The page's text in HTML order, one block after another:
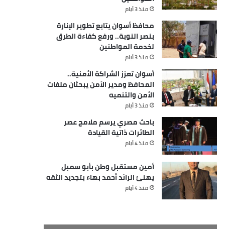
منذ 3 أيام
محافظ أسوان يتابع تطوير الإنارة
بنصر النوبة.. ورفع كفاءة الطرق
لخدمة المواطنين
منذ 3 أيام
أسوان تعزز الشراكة الأمنية..
المحافظ ومدير الأمن يبحثان ملفات
الأمن والتنميه
منذ 3 أيام
باحث مصري يرسم ملامح عصر
الطائرات ذاتية القيادة
منذ 4 أيام
أمين مستقبل وطن بأبو سمبل
يهنئ الرائد أحمد بهاء بتجديد الثقه
منذ 4 أيام